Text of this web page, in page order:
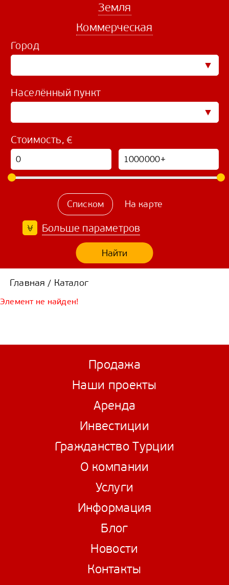
Земля
Коммерческая
Город
Населённый пункт
Стоимость, €
Списком На карте
Найти
Больше параметров
Главная / Каталог
Элемент не найден!
Продажа
Наши проекты
Аренда
Инвестиции
Гражданство Турции
О компании
Услуги
Информация
Блог
Новости
Контакты